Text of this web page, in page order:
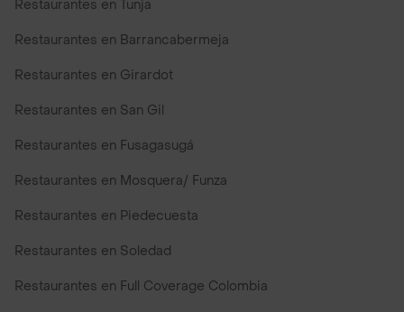
Restaurantes en Tunja
Restaurantes en Barrancabermeja
Restaurantes en Girardot
Restaurantes en San Gil
Restaurantes en Fusagasugá
Restaurantes en Mosquera/ Funza
Restaurantes en Piedecuesta
Restaurantes en Soledad
Restaurantes en Full Coverage Colombia